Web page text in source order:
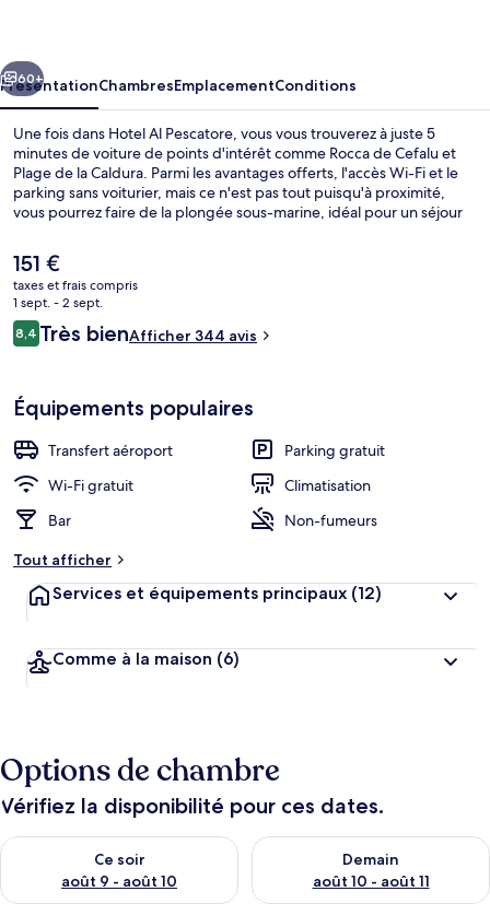
Suivant
60+
PrésentationChambresEmplacementConditions
Une fois dans Hotel Al Pescatore, vous vous trouverez à juste 5
minutes de voiture de points d'intérêt comme Rocca de Cefalu et
Plage de la Caldura. Parmi les avantages offerts, l'accès Wi-Fi et le
parking sans voiturier, mais ce n'est pas tout puisqu'à proximité,
vous pourrez faire de la plongée sous-marine, idéal pour un séjour
salon et une terrasse. Sympa non ? Les autres voyageurs adorent le
personnel attentionné.
Le
prix
actuel
est
de
151 €
taxes et frais compris
1 sept. - 2 sept.
Avis
voyageurs
8,48,4 sur 10
Très bienAfficher 344 avis
Équipements populaires
Transfert aéroport
Parking gratuit
Wi-Fi gratuit
Climatisation
Bar
Non-fumeurs
Tout afficher
Services et équipements principaux (12)
Comme à la maison (6)
Options de chambre
Vérifiez la disponibilité pour ces dates.
Ce soir
août 9 - août 10
Vérifier la disponibilité pour ce soir août 9 - août 10
Demain
août 10 - août 11
Vérifier la disponibilité pour